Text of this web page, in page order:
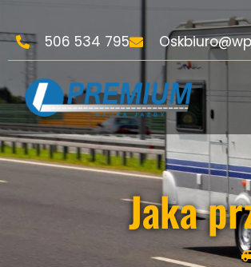
506 534 795
Jaka